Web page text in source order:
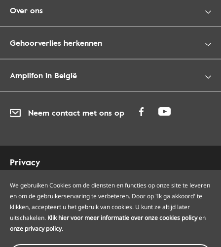
Over ons
Gehoorverlies herkennen
Amplifon in België
Neem contact met ons op
Privacy
Toegankelijkheid
Sitemap
Onze Amplifon hoorcentra
Onze servicepunten
We gebruiken Cookies om de diensten en functies op onze site te leveren
en om de gebruikerservaring te verbeteren. Door op 'Ik ga akkoord' te
klikken, accepteert u het gebruik van cookies. U kunt ze altijd later
uitschakelen. Klik hier voor meer informatie over onze cookies policyen
onze privacy policy.